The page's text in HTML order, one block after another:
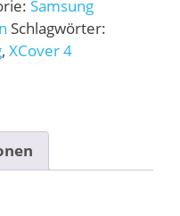
Samsung
Schlagwörter:
, XCover 4